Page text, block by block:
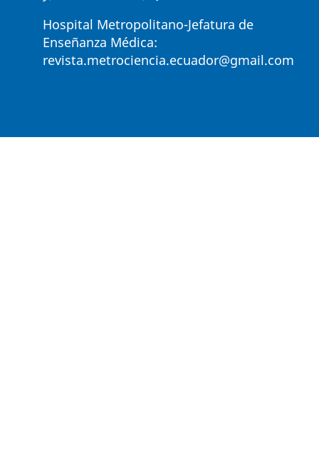
Hospital Metropolitano-Jefatura de
Enseñanza Médica:
revista.metrociencia.ecuador@gmail.com